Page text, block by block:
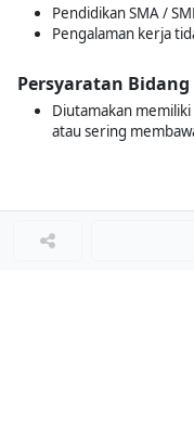
Pendidikan SMA /
Pengalaman kerja
Persyaratan
Diutamakan
atau sering